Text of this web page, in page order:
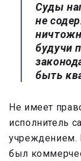
Суды
не
будучи
быть
Не имеет
исполнитель
учреждением.
был